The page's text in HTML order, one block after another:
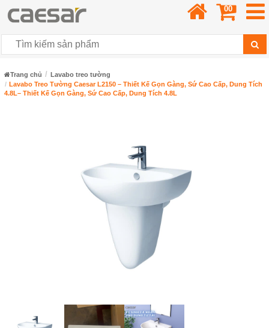
00
Trang chủ
Lavabo treo tường
Lavabo Treo Tường Caesar L2150 – Thiết Kế Gọn Gàng, Sứ Cao Cấp, Dung Tích
4.8L– Thiết Kế Gọn Gàng, Sứ Cao Cấp, Dung Tích 4.8L